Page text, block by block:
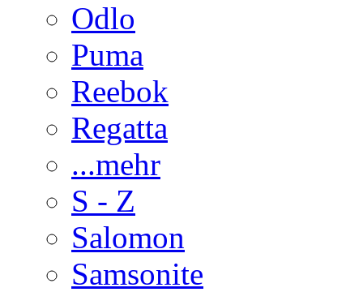
Odlo
Puma
Reebok
Regatta
...mehr
S - Z
Salomon
Samsonite